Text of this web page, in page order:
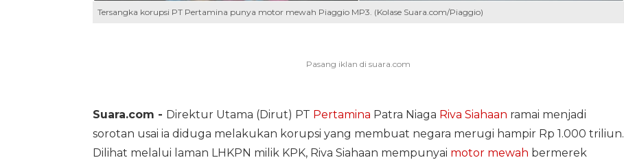
Tersangka korupsi PT Pertamina punya motor mewah Piaggio MP3. (Kolase Suara.com/Piaggio)
Suara.com - Direktur Utama (Dirut) PT Pertamina Patra Niaga Riva Siahaan ramai menjadi
sorotan usai ia diduga melakukan korupsi yang membuat negara merugi hampir Rp 1.000 triliun.
Dilihat melalui laman LHKPN milik KPK, Riva Siahaan mempunyai motor mewah bermerek